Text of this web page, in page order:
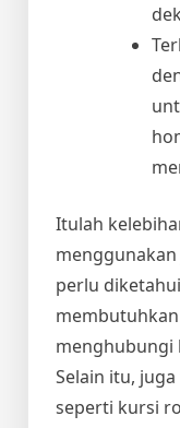
Itulah
perlu
menghubungi
Selain itu,
seperti kursi